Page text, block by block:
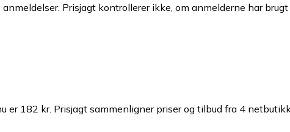
Prisjagt kontrollerer ikke, om anmelderne har
er 182 kr. Prisjagt sammenligner priser og tilbud fra 4